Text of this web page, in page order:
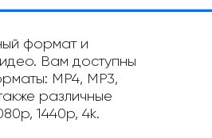
формат и
Вам доступны
MP4, MP3,
различные
1440p, 4k.